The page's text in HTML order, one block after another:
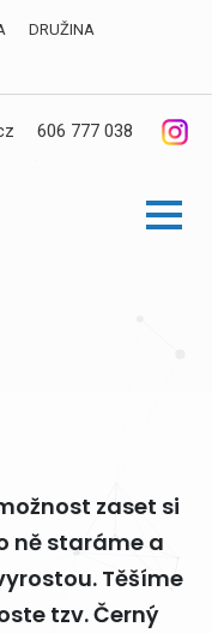
DRUŽINA
606 777 038
zaset si
ně staráme a
Těšíme
tzv. Černý